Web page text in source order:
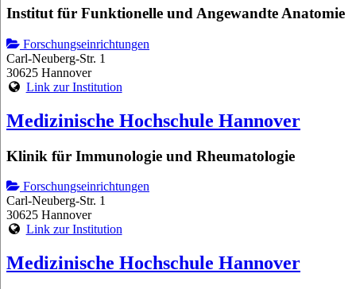
Institut für Funktionelle und Angewandte Anatomie
Forschungseinrichtungen
Carl-Neuberg-Str. 1
30625 Hannover
Link zur Institution
Medizinische Hochschule Hannover
Klinik für Immunologie und Rheumatologie
Forschungseinrichtungen
Carl-Neuberg-Str. 1
30625 Hannover
Link zur Institution
Medizinische Hochschule Hannover